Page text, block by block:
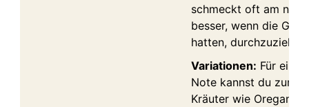
schmeckt oft am
besser, wenn die
hatten, durchzuziehen.
Variationen: Für eine
Note kannst du zum
Kräuter wie Oregano